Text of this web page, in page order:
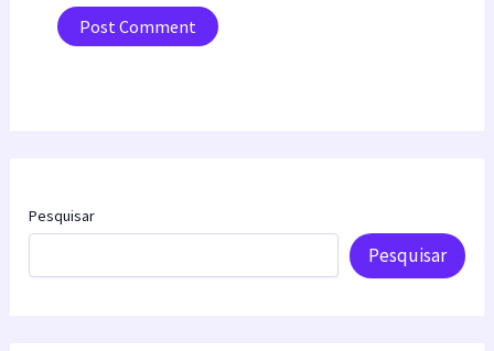
Pesquisar
Pesquisar